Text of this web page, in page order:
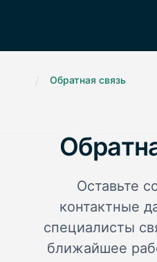
/ Обратная связь
Оставьте
контактные
специалисты
ближайшее